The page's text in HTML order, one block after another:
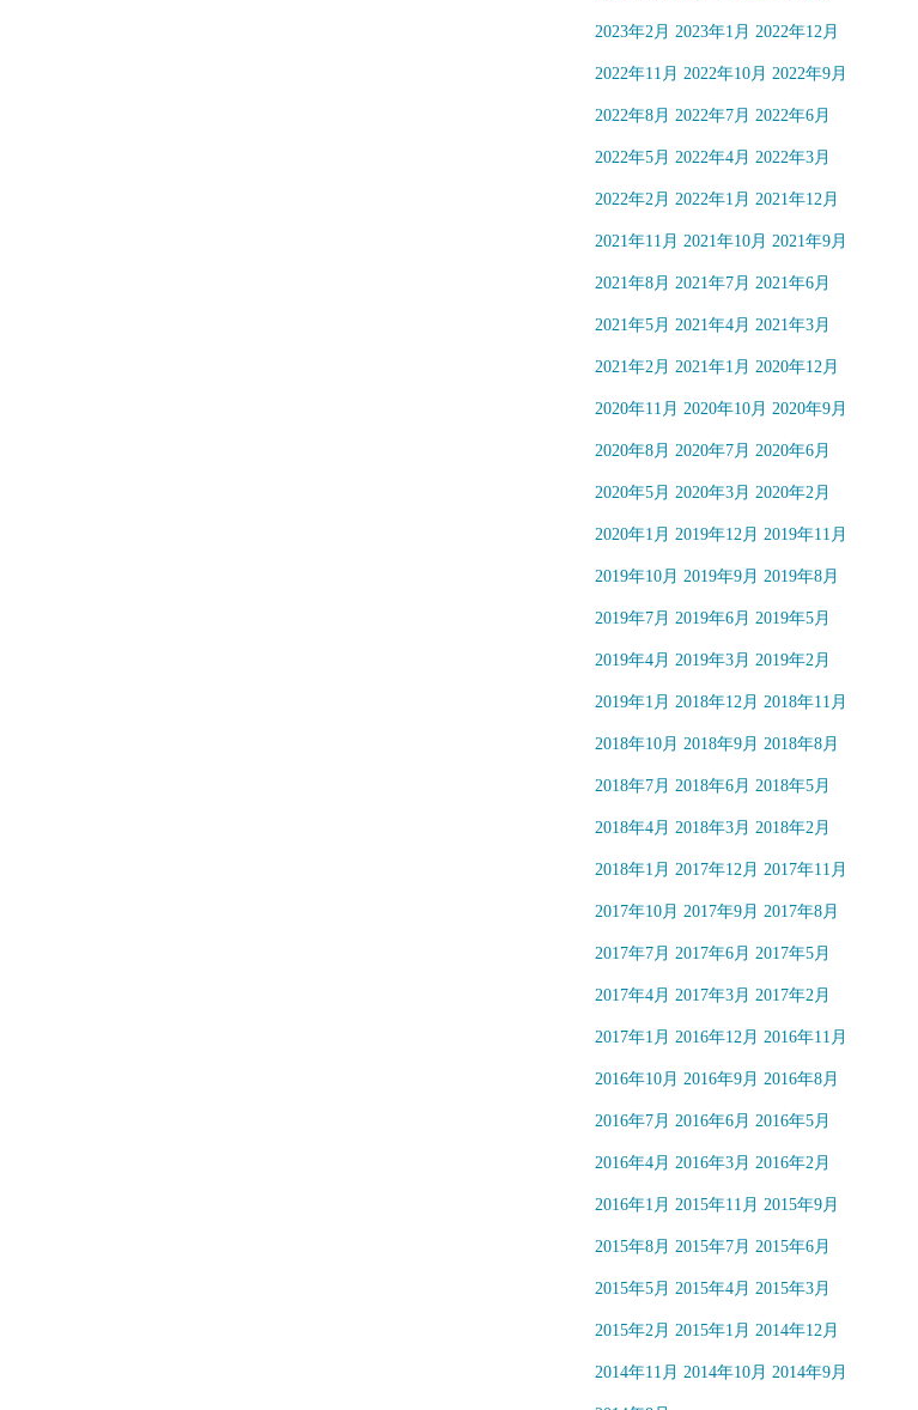
2023年2月 2023年1月 2022年12月
2022年11月 2022年10月 2022年9月
2022年8月 2022年7月 2022年6月
2022年5月 2022年4月 2022年3月
2022年2月 2022年1月 2021年12月
2021年11月 2021年10月 2021年9月
2021年8月 2021年7月 2021年6月
2021年5月 2021年4月 2021年3月
2021年2月 2021年1月 2020年12月
2020年11月 2020年10月 2020年9月
2020年8月 2020年7月 2020年6月
2020年5月 2020年3月 2020年2月
2020年1月 2019年12月 2019年11月
2019年10月 2019年9月 2019年8月
2019年7月 2019年6月 2019年5月
2019年4月 2019年3月 2019年2月
2019年1月 2018年12月 2018年11月
2018年10月 2018年9月 2018年8月
2018年7月 2018年6月 2018年5月
2018年4月 2018年3月 2018年2月
2018年1月 2017年12月 2017年11月
2017年10月 2017年9月 2017年8月
2017年7月 2017年6月 2017年5月
2017年4月 2017年3月 2017年2月
2017年1月 2016年12月 2016年11月
2016年10月 2016年9月 2016年8月
2016年7月 2016年6月 2016年5月
2016年4月 2016年3月 2016年2月
2016年1月 2015年11月 2015年9月
2015年8月 2015年7月 2015年6月
2015年5月 2015年4月 2015年3月
2015年2月 2015年1月 2014年12月
2014年11月 2014年10月 2014年9月